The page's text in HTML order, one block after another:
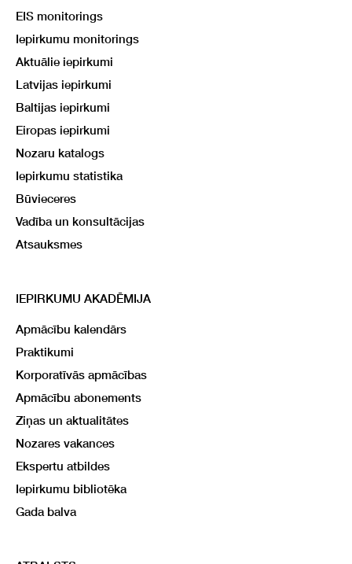
EIS monitorings
Iepirkumu monitorings
Aktuālie iepirkumi
Latvijas iepirkumi
Baltijas iepirkumi
Eiropas iepirkumi
Nozaru katalogs
Iepirkumu statistika
Būvieceres
Vadība un konsultācijas
Atsauksmes
IEPIRKUMU AKADĒMIJA
Apmācību kalendārs
Praktikumi
Korporatīvās apmācības
Apmācību abonements
Ziņas un aktualitātes
Nozares vakances
Ekspertu atbildes
Iepirkumu bibliotēka
Gada balva